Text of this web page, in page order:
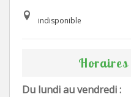
indisponible
Horaires
Du lundi au vendredi :